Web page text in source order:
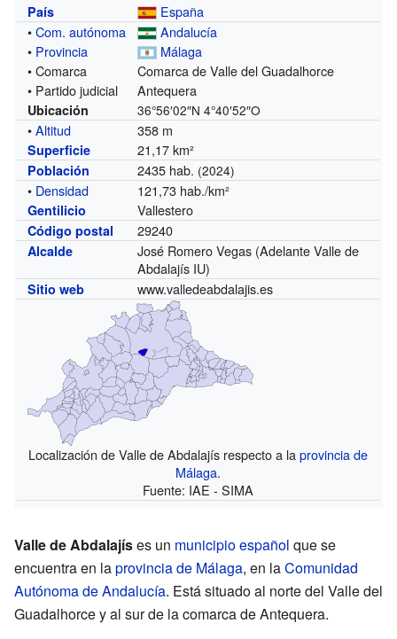
País
España
•Com. autónoma
Andalucía
• Provincia
Málaga
• Comarca
Comarca de Valle del Guadalhorce
• Partido judicial
Antequera
Ubicación 36°56′02″N 4°40′52″O
•Altitud 358 m
Superficie 21,17 km²
Población 2435 hab. (2024)
• Densidad 121,73 hab./km²
Gentilicio Vallestero
Código postal 29240
Alcalde
José Romero Vegas (Adelante Valle de
Abdalajís IU)
Sitio web www.valledeabdalajis.es
Localización de Valle de Abdalajís respecto a laprovincia de
Málaga.
Fuente: IAE - SIMA
Valle de Abdalajíses un municipioespañol que se
encuentra en laprovincia de Málaga, en laComunidad
Autónoma de Andalucía. Está situado al norte del Valle del
Guadalhorce y al sur de la comarca de Antequera.